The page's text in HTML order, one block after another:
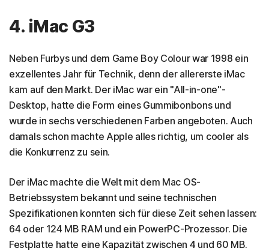
4. iMac G3
Neben Furbys und dem Game Boy Colour war 1998 ein
exzellentes Jahr für Technik, denn der allererste iMac
kam auf den Markt. Der iMac war ein "All-in-one"-
Desktop, hatte die Form eines Gummibonbons und
wurde in sechs verschiedenen Farben angeboten. Auch
damals schon machte Apple alles richtig, um cooler als
die Konkurrenz zu sein.
Der iMac machte die Welt mit dem Mac OS-
Betriebssystem bekannt und seine technischen
Spezifikationen konnten sich für diese Zeit sehen lassen:
64 oder 124 MB RAM und ein PowerPC-Prozessor. Die
Festplatte hatte eine Kapazität zwischen 4 und 60 MB.